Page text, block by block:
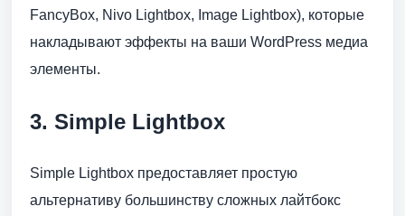
FancyBox, Nivo Lightbox, Image Lightbox), которые
накладывают эффекты на ваши WordPress медиа
элементы.
3. Simple Lightbox
Simple Lightbox предоставляет простую
альтернативу большинству сложных лайтбокс